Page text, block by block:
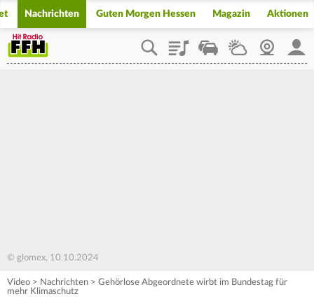
Nachrichten Guten Morgen Hessen Magazin Aktionen
PlaylistStaupilotWetterWebcam
© glomex, 10.10.2024
Video > Nachrichten > Gehörlose Abgeordnete wirbt im Bundestag für
mehr Klimaschutz